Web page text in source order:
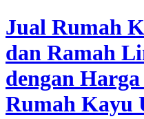
Jual Rumah
dan Ramah
dengan
Rumah Kayu